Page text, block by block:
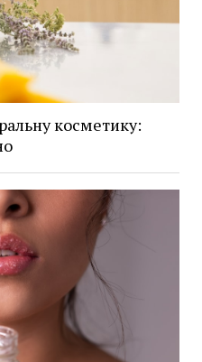
косметику: